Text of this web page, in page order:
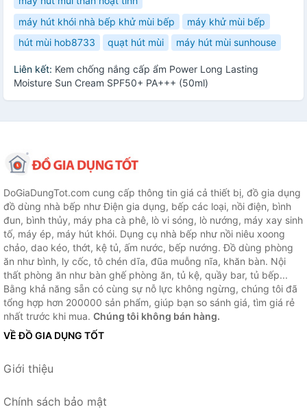
máy hút khói nhà bếp khử mùi bếp
máy khử mùi bếp
hút mùi hob8733
quạt hút mùi máy hút mùi sunhouse
Liên kết: Kem chống nắng cấp ẩm Power Long Lasting
Moisture Sun Cream SPF50+ PA+++ (50ml)
DoGiaDungTot.com cung cấp thông tin giá cả thiết bị, đồ gia dụng
đồ dùng nhà bếp như Điện gia dụng, bếp các loại, nồi điện, bình
đun, bình thủy, máy pha cà phê, lò vi sóng, lò nướng, máy xay sinh
tố, máy ép, máy hút khói. Dụng cụ nhà bếp như nồi niêu xoong
chảo, dao kéo, thớt, kệ tủ, ấm nước, bếp nướng. Đồ dùng phòng
ăn như bình, ly cốc, tô chén dĩa, đũa muỗng nĩa, khăn bàn. Nội
thất phòng ăn như bàn ghế phòng ăn, tủ kệ, quầy bar, tủ bếp...
Bằng khả năng sẵn có cùng sự nỗ lực không ngừng, chúng tôi đã
tổng hợp hơn 200000 sản phẩm, giúp bạn so sánh giá, tìm giá rẻ
nhất trước khi mua. Chúng tôi không bán hàng.
VỀ ĐỒ GIA DỤNG TỐT
Giới thiệu
Chính sách bảo mật